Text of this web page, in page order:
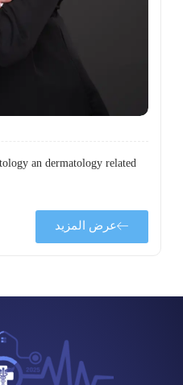
an dermatology related
عرض المزيد